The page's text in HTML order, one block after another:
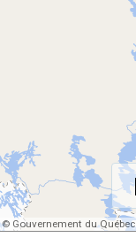
© Gouvernement du Québec